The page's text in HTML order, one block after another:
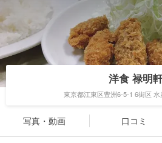
洋食 禄明
東京都江東区豊洲6-5-1 6街区
写真・動画 口コミ